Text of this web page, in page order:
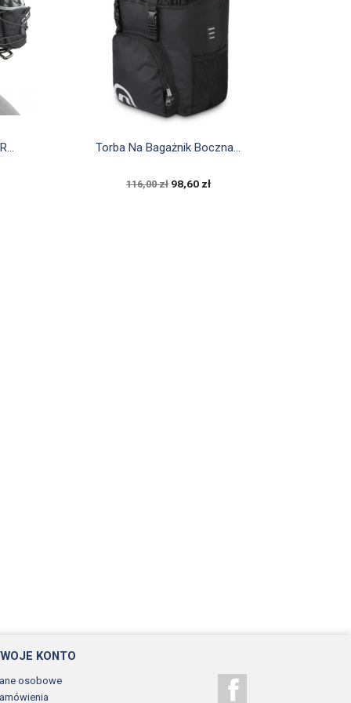
Szybki podgląd
Torba Na Bagażnik Boczna...
116,00 zł 98,60 zł
KONTO
osobowe